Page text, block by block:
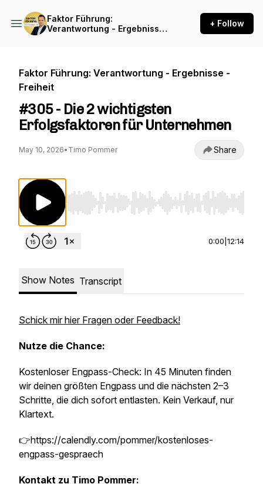
Faktor Führung:
Verantwortung - Ergebnisse
+ Follow
Faktor Führung: Verantwortung - Ergebnisse -
Freiheit
#305 - Die 2 wichtigsten
Erfolgsfaktoren für Unternehmen
May 10, 2026• Timo Pommer Share
Use Left/Right to seek, Home/End to jump to
0:00 12:14
Show Notes Transcript
Schick mir hier Fragen oder Feedback!
Nutze die Chance:
Kostenloser Engpass-Check: In 45 Minuten finden
wir deinen größten Engpass und die nächsten 2–3
Schritte, die dich sofort entlasten. Kein Verkauf, nur
Klartext.
👉https://calendly.com/pommer/kostenloses-
engpass-gespraech
Kontakt zu Timo Pommer: